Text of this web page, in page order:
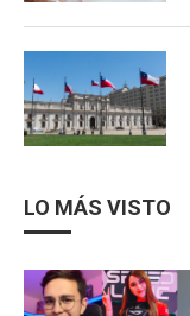
LO MÁS VISTO